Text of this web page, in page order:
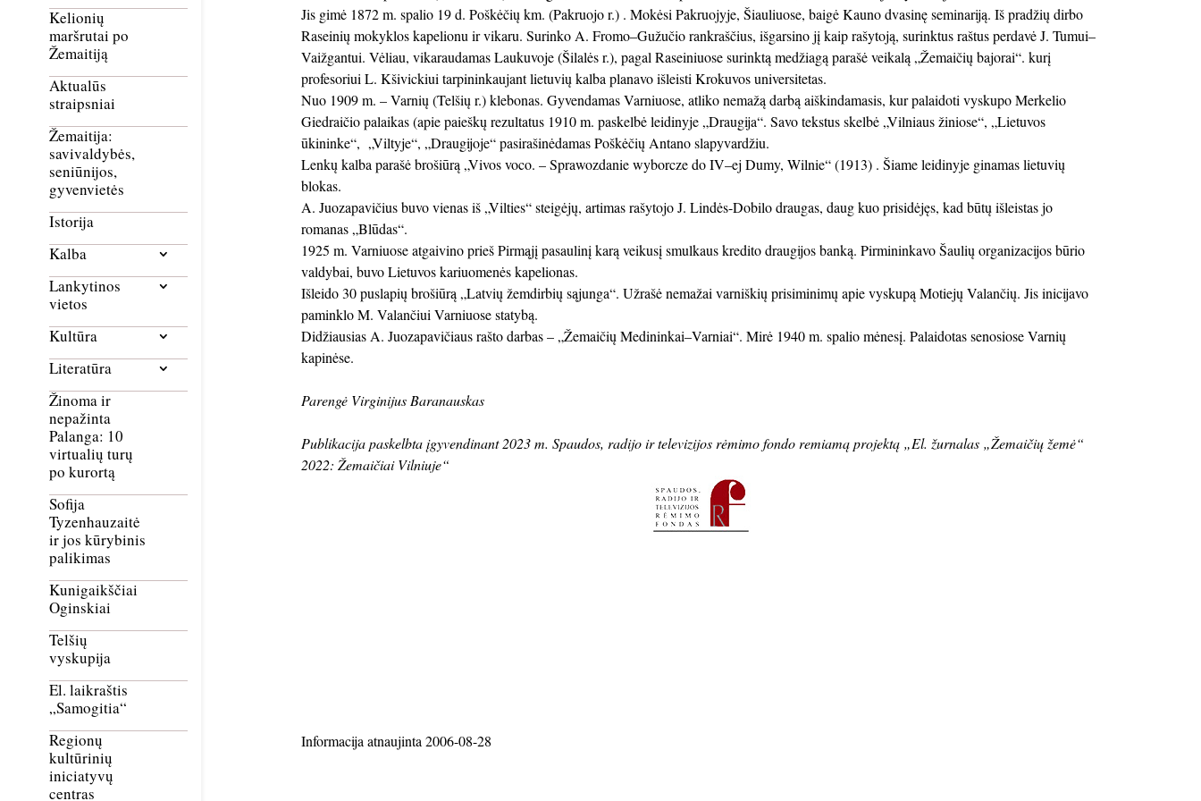
Kelionių
maršrutai po
Žemaitiją
Aktualūs
straipsniai
Žemaitija:
savivaldybės,
seniūnijos,
gyvenvietės
Istorija
Kalba
Lankytinos
vietos
Kultūra
Literatūra
Žinoma ir
nepažinta
Palanga: 10
virtualių turų
po kurortą
Sofija
Tyzenhauzaitė
ir jos kūrybinis
palikimas
Kunigaikščiai
Oginskiai
Telšių
vyskupija
El. laikraštis
„Samogitia“
Regionų
kultūrinių
iniciatyvų
centras
Jis gimė 1872 m. spalio 19 d. Poškėčių km. (Pakruojo r.) . Mokėsi Pakruojyje, Šiauliuose, baigė Kauno dvasinę seminariją. Iš pradžių dirbo
Raseinių mokyklos kapelionu ir vikaru. Surinko A. Fromo–Gužučio rankraščius, išgarsino jį kaip rašytoją, surinktus raštus perdavė J. Tumui–
Vaižgantui. Vėliau, vikaraudamas Laukuvoje (Šilalės r.), pagal Raseiniuose surinktą medžiagą parašė veikalą „Žemaičių bajorai“. kurį
profesoriui L. Kšivickiui tarpininkaujant lietuvių kalba planavo išleisti Krokuvos universitetas.
Nuo 1909 m. – Varnių (Telšių r.) klebonas. Gyvendamas Varniuose, atliko nemažą darbą aiškindamasis, kur palaidoti vyskupo Merkelio
Giedraičio palaikas (apie paieškų rezultatus 1910 m. paskelbė leidinyje „Draugija“. Savo tekstus skelbė „Vilniaus žiniose“, „Lietuvos
ūkininke“, „Viltyje“, „Draugijoje“ pasirašinėdamas Poškėčių Antano slapyvardžiu.
Lenkų kalba parašė brošiūrą „Vivos voco. – Sprawozdanie wyborcze do IV–ej Dumy, Wilnie“ (1913) . Šiame leidinyje ginamas lietuvių
blokas.
A. Juozapavičius buvo vienas iš „Vilties“ steigėjų, artimas rašytojo J. Lindės-Dobilo draugas, daug kuo prisidėjęs, kad būtų išleistas jo
romanas „Blūdas“.
1925 m. Varniuose atgaivino prieš Pirmąjį pasaulinį karą veikusį smulkaus kredito draugijos banką. Pirmininkavo Šaulių organizacijos būrio
valdybai, buvo Lietuvos kariuomenės kapelionas.
Išleido 30 puslapių brošiūrą „Latvių žemdirbių sąjunga“. Užrašė nemažai varniškių prisiminimų apie vyskupą Motiejų Valančių. Jis inicijavo
paminklo M. Valančiui Varniuose statybą.
Didžiausias A. Juozapavičiaus rašto darbas – „Žemaičių Medininkai–Varniai“. Mirė 1940 m. spalio mėnesį. Palaidotas senosiose Varnių
kapinėse.
Parengė Virginijus Baranauskas
Publikacija paskelbta įgyvendinant 2023 m. Spaudos, radijo ir televizijos rėmimo fondo remiamą projektą „El. žurnalas „Žemaičių žemė“
2022: Žemaičiai Vilniuje“
Informacija atnaujinta 2006-08-28